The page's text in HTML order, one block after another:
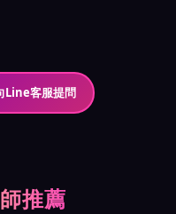
Line客服提問
推薦